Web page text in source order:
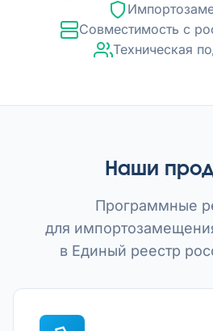
Совместимость с
Техническая
Наши
Программные
для
в Единый реестр